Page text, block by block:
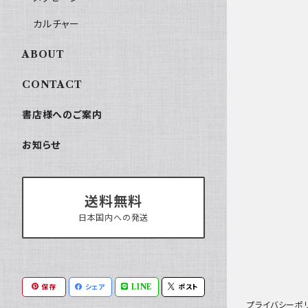
カルチャー
ABOUT
CONTACT
書店様へのご案内
お知らせ
送料無料
日本国内への発送
保存 シェア LINE ポスト
プライバシーポ